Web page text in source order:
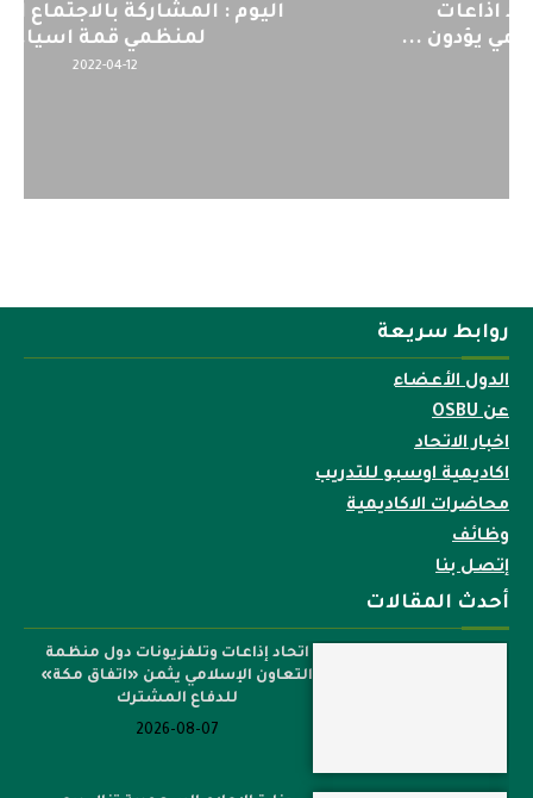
اليوم : المشاركة بالاجتماع التحضيري
لمنظمي قمة اسيا...
روابط سريعة
الدول الأعضاء
عن OSBU
اخبار الاتحاد
اكاديمية اوسبو للتدريب
محاضرات الاكاديمية
وظائف
إتصل بنا
أحدث المقالات
اتحاد إذاعات وتلفزيونات دول منظمة
التعاون الإسلامي يثمن «اتفاق مكة»
للدفاع المشترك
2026-08-07